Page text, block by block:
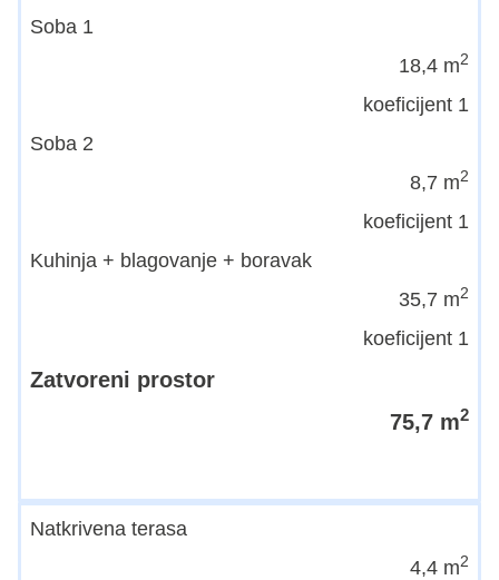
Soba 1
18,4 m2
koeficijent 1
Soba 2
8,7 m2
koeficijent 1
Kuhinja + blagovanje + boravak
35,7 m2
koeficijent 1
Zatvoreni prostor
75,7 m2
Natkrivena terasa
4,4 m2